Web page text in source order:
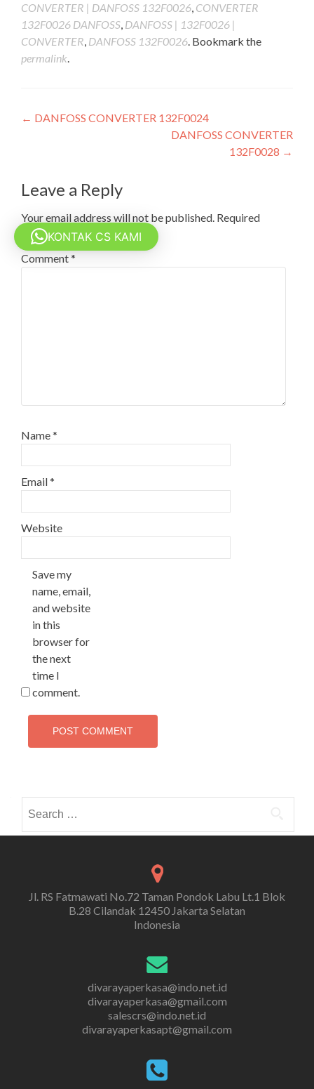
CONVERTER | DANFOSS 132F0026, CONVERTER
132F0026 DANFOSS, DANFOSS | 132F0026 |
CONVERTER, DANFOSS 132F0026. Bookmark the
permalink.
Post
← DANFOSS CONVERTER 132F0024
DANFOSS CONVERTER
132F0028 →
Leave a Reply
Your email address will not be published. Required
fields are marked*
Comment*
Name*
Email*
Website
Save my
name, email,
and website
in this
browser for
the next
time I
comment.
for:
Jl. RS Fatmawati No.72 Taman Pondok Labu Lt.1 Blok
B.28 Cilandak 12450 Jakarta Selatan
Indonesia
divarayaperkasa@indo.net.id
divarayaperkasa@gmail.com
salescrs@indo.net.id
divarayaperkasapt@gmail.com
KONTAK CS KAMI